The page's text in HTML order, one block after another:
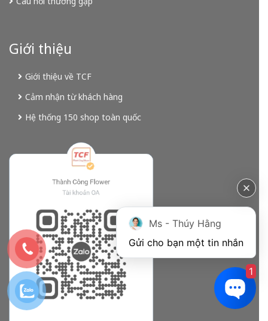
Giới thiệu
Giới thiệu về TCF
Cảm nhận từ khách hàng
Hệ thống 150 shop toàn quốc
Ms - Thúy Hằng
Gửi cho bạn một tin nhắn
1